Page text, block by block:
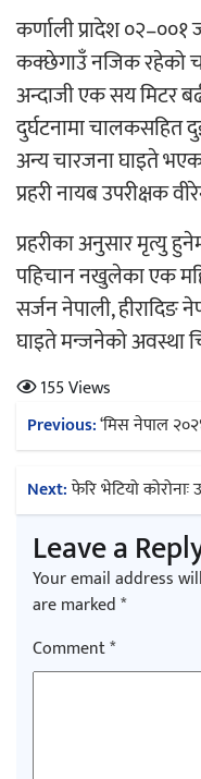
कर्णाली प्रादेश
कक्छेगाउँ नजिक रहेको
अन्दाजी एक सय मिटर
दुर्घटनामा चालकसहित
अन्य चारजना घाइते
प्रहरी नायब उपरीक्षक
प्रहरीका अनुसार मृत्यु
पहिचान नखुलेका एक
सर्जन नेपाली, हीरादिङ
घाइते मन्जनेको अवस्था
155 Views
Post
navigation
Previous:‘मिस नेपाल
Next:फेरि भेटियो कोरोनाः
Leave a
Your email address
are marked*
Comment*